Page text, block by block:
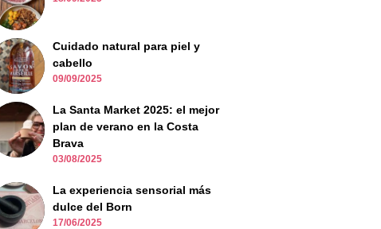
Cuidado natural para piel y
cabello
09/09/2025
La Santa Market 2025: el mejor
plan de verano en la Costa
Brava
03/08/2025
La experiencia sensorial más
dulce del Born
17/06/2025